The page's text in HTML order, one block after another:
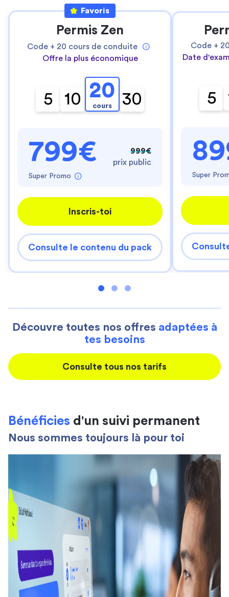
Favoris
Permis Zen
Code + 20 cours de conduite
Offre la plus économique
5 10 20
cours 30
799€
Super Promo
999€
prix public
Inscris-toi
Consulte le contenu du pack
Code +
Date
5
Super
Découvre toutes nos offres adaptées à
tes besoins
Consulte tous nos tarifs
Bénéficies d'un suivi permanent
Nous sommes toujours là pour toi